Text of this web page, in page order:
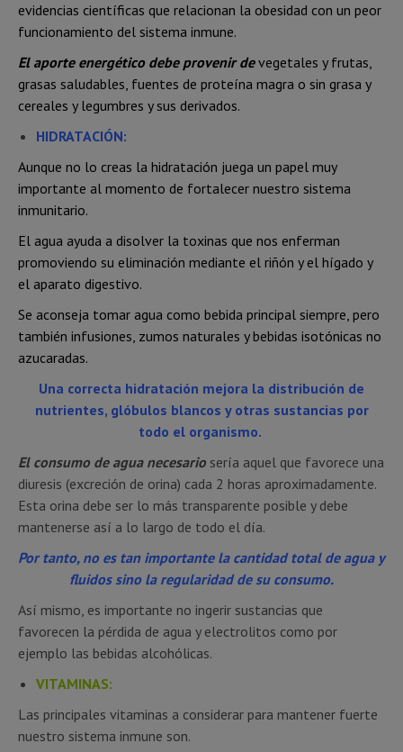
evidencias científicas que relacionan la obesidad con un peor
funcionamiento del sistema inmune.
El aporte energético debe provenir devegetales y frutas,
grasas saludables, fuentes de proteína magra o sin grasa y
cereales y legumbres y sus derivados.
HIDRATACIÓN:
Aunque no lo creas la hidratación juega un papel muy
importante al momento de fortalecer nuestro sistema
inmunitario.
El agua ayuda a disolver la toxinas que nos enferman
promoviendo su eliminación mediante el riñón y el hígado y
el aparato digestivo.
Se aconseja tomar agua como bebida principal siempre, pero
también infusiones, zumos naturales y bebidas isotónicas no
azucaradas.
Una correcta hidratación mejora la distribución de
nutrientes, glóbulos blancos y otras sustancias por
todo el organismo.
El consumo de agua necesario sería aquel que favorece una
diuresis (excreción de orina) cada 2 horas aproximadamente.
Esta orina debe ser lo más transparente posible y debe
mantenerse así a lo largo de todo el día.
Por tanto, no es tan importante la cantidad total de agua y
fluidos sino la regularidad de su consumo.
Así mismo, es importante no ingerir sustancias que
favorecen la pérdida de agua y electrolitos como por
ejemplo las bebidas alcohólicas.
VITAMINAS:
Las principales vitaminas a considerar para mantener fuerte
nuestro sistema inmune son.